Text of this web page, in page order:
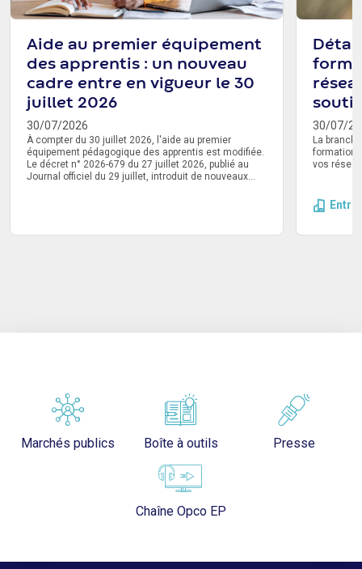
Aide au premier équipement
des apprentis : un nouveau
cadre entre en vigueur le 30
juillet 2026
30/07/2026
À compter du 30 juillet 2026, l'aide au premier
équipement pédagogique des apprentis est modifiée.
Le décret n° 2026-679 du 27 juillet 2026, publié au
Journal officiel du 29 juillet, introduit de nouveaux
30/07/
La
formation
vos
Marchés publics Boîte à outils Presse
Chaîne Opco EP